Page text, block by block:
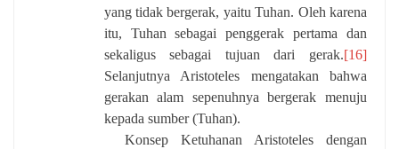
yang tidak bergerak, yaitu Tuhan. Oleh karena
itu, Tuhan sebagai penggerak pertama dan
sekaligus sebagai tujuan dari gerak.[16]
Selanjutnya Aristoteles mengatakan bahwa
gerakan alam sepenuhnya bergerak menuju
kepada sumber (Tuhan).
Konsep Ketuhanan Aristoteles dengan